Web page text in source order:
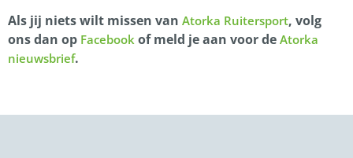
Als jij niets wilt missen van Atorka Ruitersport, volg
ons dan op Facebook of meld je aan voor de Atorka
nieuwsbrief.